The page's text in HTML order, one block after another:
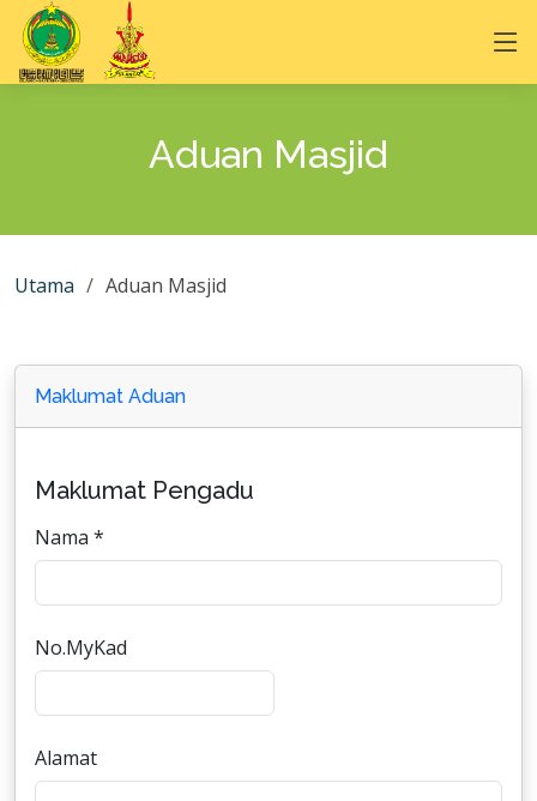
Aduan Masjid
Utama Aduan Masjid
Maklumat Aduan
Maklumat Pengadu
Nama *
No.MyKad
Alamat